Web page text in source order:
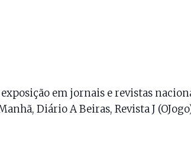
em jornais e revistas
Diário A Beiras, Revista J